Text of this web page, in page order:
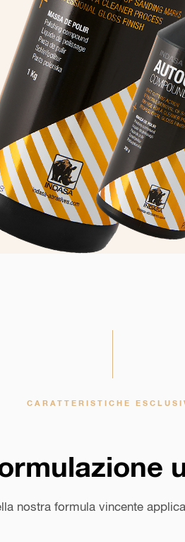
CARATTERISTICHE
nostra formula vincente